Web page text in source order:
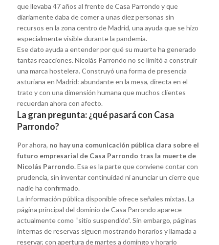
que llevaba 47 años al frente de Casa Parrondo y que
diariamente daba de comer a unas diez personas sin
recursos en la zona centro de Madrid, una ayuda que se hizo
especialmente visible durante la pandemia.
Ese dato ayuda a entender por qué su muerte ha generado
tantas reacciones. Nicolás Parrondo no se limitó a construir
una marca hostelera. Construyó una forma de presencia
asturiana en Madrid: abundante en la mesa, directa en el
trato y con una dimensión humana que muchos clientes
recuerdan ahora con afecto.
La gran pregunta: ¿qué pasará con Casa
Parrondo?
Por ahora, no hay una comunicación pública clara sobre el
futuro empresarial de Casa Parrondo tras la muerte de
Nicolás Parrondo. Esa es la parte que conviene contar con
prudencia, sin inventar continuidad ni anunciar un cierre que
nadie ha confirmado.
La información pública disponible ofrece señales mixtas. La
página principal del dominio de Casa Parrondo aparece
actualmente como “sitio suspendido”. Sin embargo, páginas
internas de reservas siguen mostrando horarios y llamada a
reservar, con apertura de martes a domingo y horario